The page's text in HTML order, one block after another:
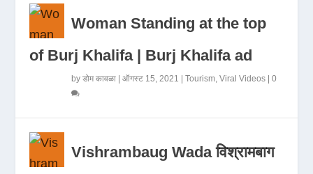
Woman Standing at the top
of Burj Khalifa | Burj Khalifa ad
byडोम कावळा |ऑगस्ट 15, 2021 |Tourism ,Viral Videos |0
Vishrambaug Wada विश्रामबाग